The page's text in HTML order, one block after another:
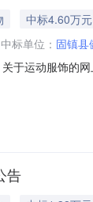
中标4.60万元
中标单位： 固镇县
于运动服饰的
标的信息：主
告